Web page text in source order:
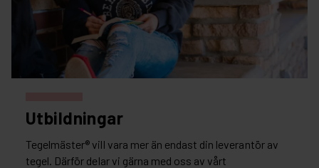
Utbildningar
Tegelmäster® vill vara mer än endast din leverantör av
tegel. Därför delar vi gärna med oss av vårt